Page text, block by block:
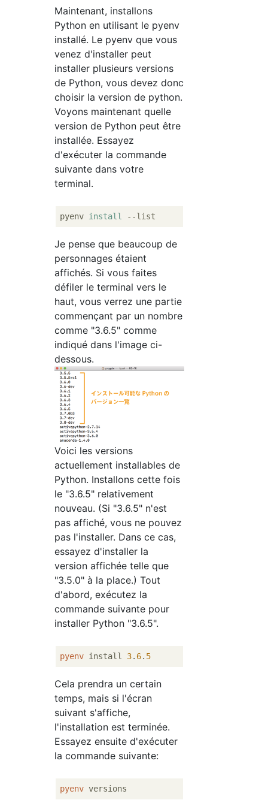
Maintenant, installons
Python en utilisant le pyenv
installé. Le pyenv que vous
venez d'installer peut
installer plusieurs versions
de Python, vous devez donc
choisir la version de python.
Voyons maintenant quelle
version de Python peut être
installée. Essayez
d'exécuter la commande
suivante dans votre
terminal.
pyenv install --list
Je pense que beaucoup de
personnages étaient
affichés. Si vous faites
défiler le terminal vers le
haut, vous verrez une partie
commençant par un nombre
comme "3.6.5" comme
indiqué dans l'image ci-
dessous.
Voici les versions
actuellement installables de
Python. Installons cette fois
le "3.6.5" relativement
nouveau. (Si "3.6.5" n'est
pas affiché, vous ne pouvez
pas l'installer. Dans ce cas,
essayez d'installer la
version affichée telle que
"3.5.0" à la place.) Tout
d'abord, exécutez la
commande suivante pour
installer Python "3.6.5".
pyenv install 3. 6. 5
Cela prendra un certain
temps, mais si l'écran
suivant s'affiche,
l'installation est terminée.
Essayez ensuite d'exécuter
la commande suivante:
pyenv